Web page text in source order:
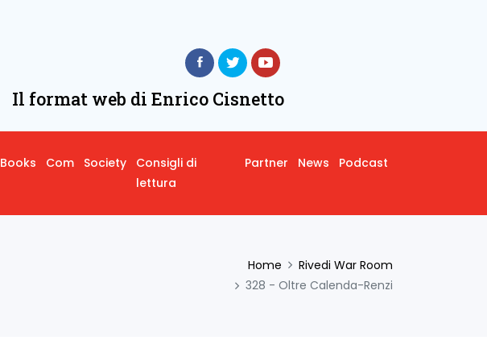
Il format web di Enrico Cisnetto
Books Com Society
Consigli di
lettura
Partner News Podcast
Home
Rivedi War Room
328 - Oltre Calenda-Renzi